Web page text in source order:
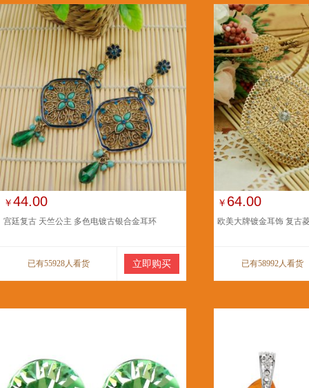
￥44.00
宫廷复古 天竺公主 多色电镀古银合金耳环
已有55928人看货 立即购买
￥ 64.00
欧美大牌镀金耳饰 复古
已有58992人看货